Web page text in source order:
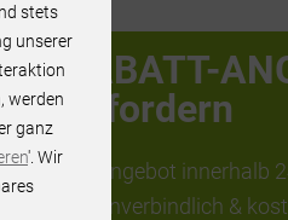
RABATT-
anfordern
Angebot innerhalb
unverbindlich &
stets
unserer
werden
ganz
'. Wir